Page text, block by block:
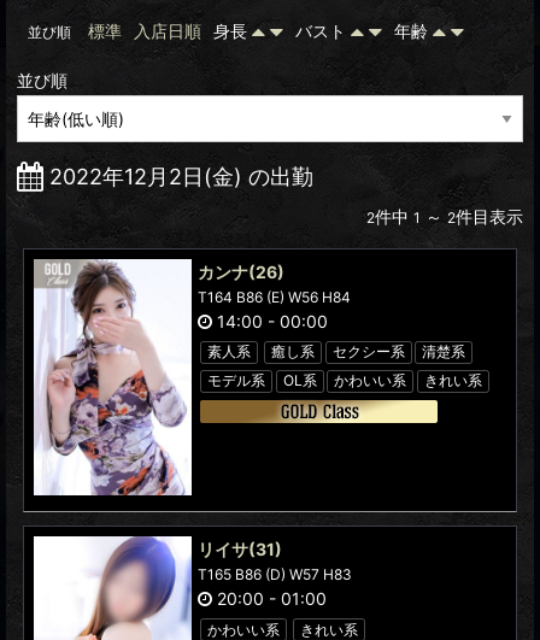
並び順 標準 入店日順 身長 バスト 年齢
並び順
2022年12月2日(金) の出勤
2件中 1 ～ 2件目表示
カンナ(26)
T164 B86 (E) W56 H84
14:00 - 00:00
素人系 癒し系 セクシー系
清楚系
モデル系
OL系 かわいい系 きれい系
リイサ(31)
T165 B86 (D) W57 H83
20:00 - 01:00
かわいい系 きれい系